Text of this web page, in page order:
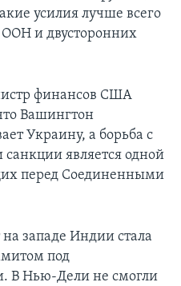
усилия лучше всего
и двусторонних
финансов США
Вашингтон
Украину, а борьба с
является одной
перед Соединенными
западе Индии стала
под
В Нью-Дели не смогли